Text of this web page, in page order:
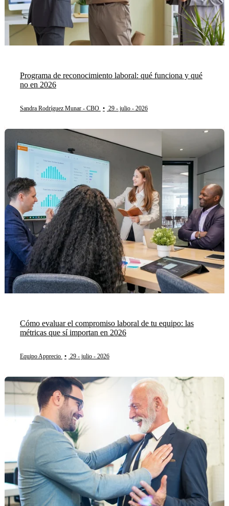
Programa de reconocimiento laboral: qué funciona y qué
no en 2026
Sandra Rodríguez Munar - CBO • 29 - julio - 2026
Cómo evaluar el compromiso laboral de tu equipo: las
métricas que sí importan en 2026
Equipo Apprecio • 29 - julio - 2026